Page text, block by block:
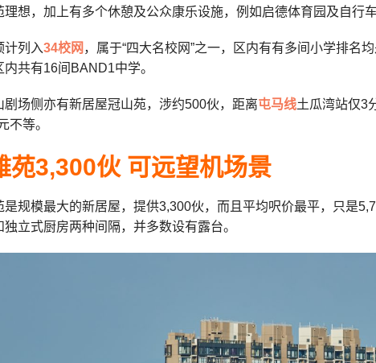
想，加上有多个休憩及公众康乐设施，例如启德体育园及自行
计列入34校网 ，属于“四大名校网”之一，区内有有多间小学排名
共有16间BAND1中学。
剧场侧亦有新居屋冠山苑，涉约500伙，距离屯马线土瓜湾站仅3
不等。
苑3,300伙 可远望机场景
是规模最大的新居屋，提供3,300伙，而且平均呎价最平，只是
立式厨房两种间隔，并多数设有露台。